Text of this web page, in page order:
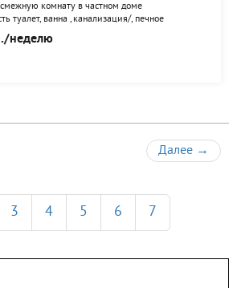
комнату в частном доме
туалет, ванна ,канализация/, печное
хозяйкой 53 года. желательно одинокой
Оплата за 1 чел -2000 руб за двоих-
неделю
Далее →
3 4 5 6 7